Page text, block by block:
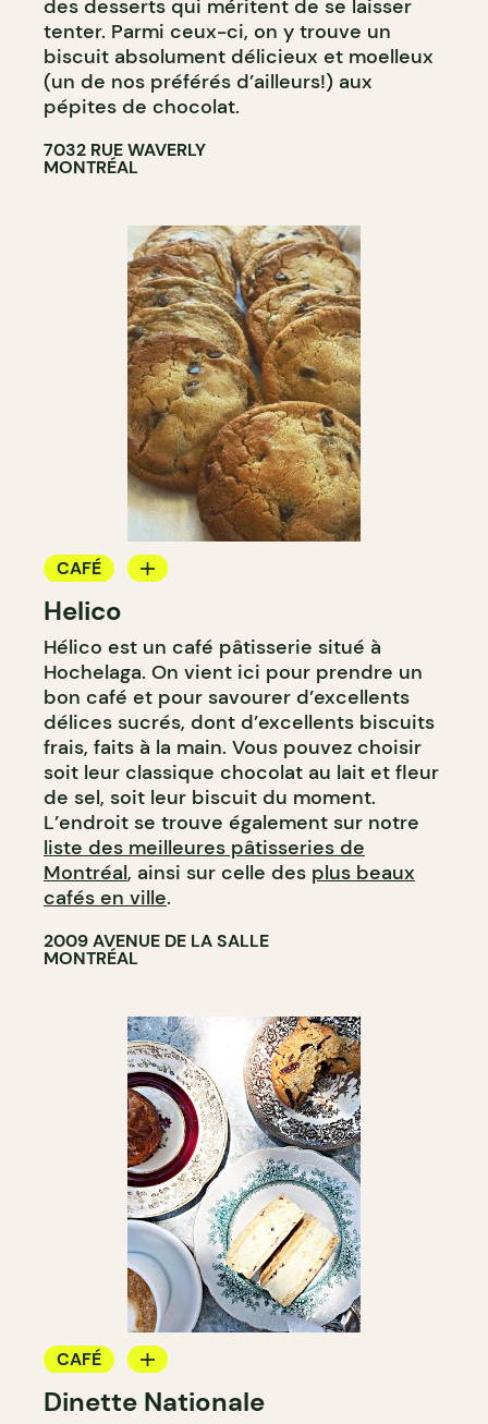
des desserts qui méritent de se laisser
tenter. Parmi ceux-ci, on y trouve un
biscuit absolument délicieux et moelleux
(un de nos préférés d’ailleurs!) aux
pépites de chocolat.
7032 RUE WAVERLY
MONTRÉAL
CAFÉ
BOULANGERIE
COMPTOIR
Helico
Hélico est un café pâtisserie situé à
Hochelaga. On vient ici pour prendre un
bon café et pour savourer d’excellents
délices sucrés, dont d’excellents biscuits
frais, faits à la main. Vous pouvez choisir
soit leur classique chocolat au lait et fleur
de sel, soit leur biscuit du moment.
L’endroit se trouve également sur notre
liste des meilleures pâtisseries de
Montréal, ainsi sur celle des plus beaux
cafés en ville.
2009 AVENUE DE LA SALLE
MONTRÉAL
CAFÉ
ÉPICERIE / DEP
Dinette Nationale